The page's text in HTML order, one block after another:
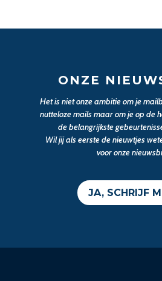
ONZE
Het is niet onze ambitie om je
nutteloze mails maar om je op de
de belangrijkste
Wil jij als eerste de nieuwtjes
voor onze
JA, SCHRIJF